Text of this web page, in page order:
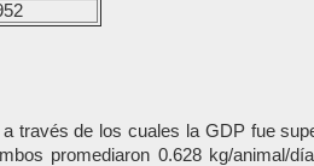
través de los cuales la GDP fue
promediaron 0.628 kg/animal/